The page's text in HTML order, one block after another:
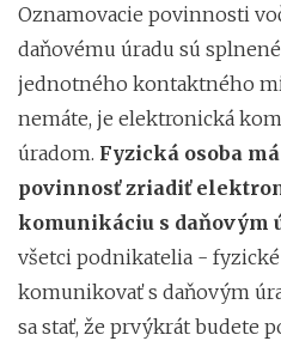
Oznamovacie povinnosti
daňovému úradu sú
jednotného kontaktného
nemáte, je elektronická
úradom. Fyzická osoba
povinnosť zriadiť
komunikáciu s daňovým
všetci podnikatelia -
komunikovať s daňovým
sa stať, že prvýkrát budete